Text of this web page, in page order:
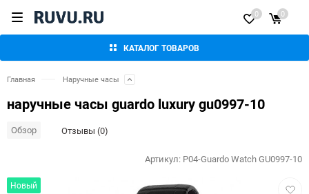
КАТАЛОГ ТОВАРОВ
0 0
Главная Наручные часы
наручные часы guardo luxury gu0997-10
Обзор Отзывы (0)
Новый
Артикул: P04-Guardo Watch GU0997-10